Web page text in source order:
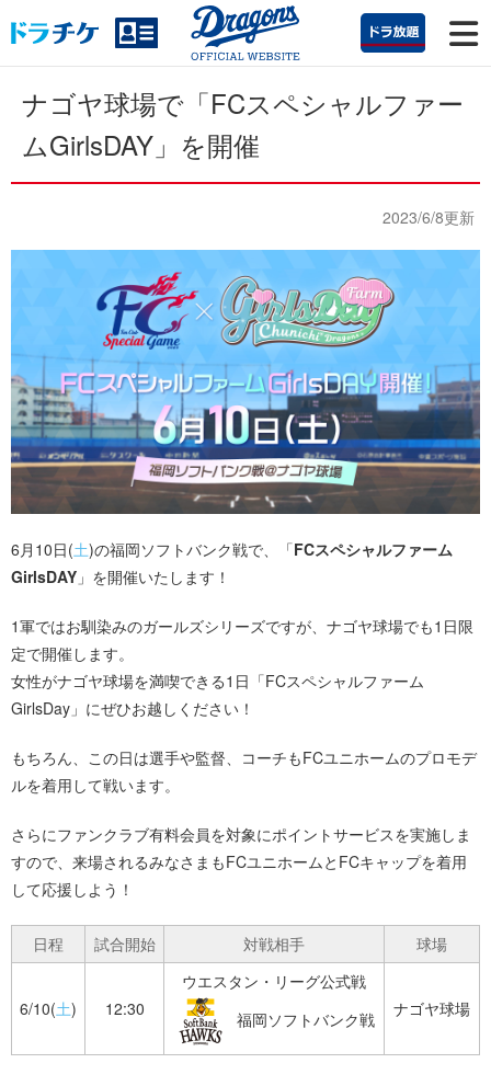
ナゴヤ球場で「FCスペシャルファー
ムGirlsDAY」を開催
2023/6/8更新
6月10日(土)の福岡ソフトバンク戦で、「FCスペシャルファーム
GirlsDAY 」を開催いたします！
1軍ではお馴染みのガールズシリーズですが、ナゴヤ球場でも1日限
定で開催します。
女性がナゴヤ球場を満喫できる1日「FCスペシャルファーム
GirlsDay」にぜひお越しください！
もちろん、この日は選手や監督、コーチもFCユニホームのプロモデ
ルを着用して戦います。
さらにファンクラブ有料会員を対象にポイントサービスを実施しま
すので、来場されるみなさまもFCユニホームとFCキャップを着用
して応援しよう！
日程 試合開始 対戦相手 球場
6/10(土) 12:30
ウエスタン・リーグ公式戦
福岡ソフトバンク戦
ナゴヤ球場